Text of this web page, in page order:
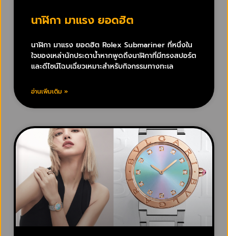
นาฬิกา มาแรง ยอดฮิต
นาฬิกา มาแรง ยอดฮิต Rolex Submariner ที่หนึ่งใน
ใจของเหล่านักประดาน้ำหากพูดถึงนาฬิกาที่มีทรงสปอร์ต
และดีไซน์โฉบเฉี่ยวเหมาะสำหรับกิจกรรมทางทะเล
อ่านเพิ่มเติม »